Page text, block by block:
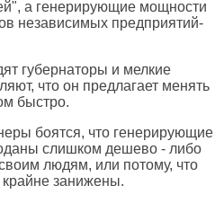
а генерирующие мощности
независимых предприятий-
губернаторы и мелкие
что он предлагает менять
быстро.
боятся, что генерирующие
слишком дешево - либо
людям, или потому, что
крайне занижены.